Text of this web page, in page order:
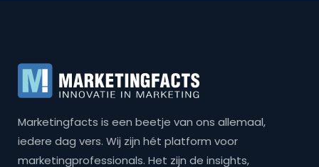
Marketingfacts is een beetje van ons allemaal,
iedere dag vers. Wij zijn hét platform voor
marketingprofessionals. Het zijn de insights,